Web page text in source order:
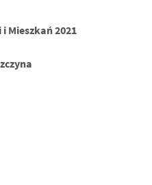
Mieszkań 2021